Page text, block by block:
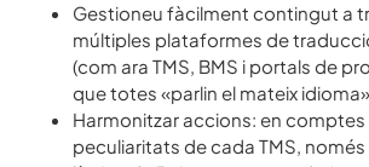
Gestioneu fàcilment contingut a
múltiples plataformes de
(com ara TMS, BMS i portals de
que totes «parlin el mateix
Harmonitzar accions: en comptes
peculiaritats de cada TMS,